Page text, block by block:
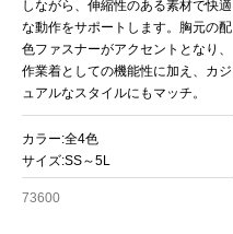
しながら、伸縮性のある素材で快適
な動作をサポートします。胸元の配
色ファスナーがアクセントとなり、
作業着としての機能性に加え、カジ
ュアルなスタイルにもマッチ。
カラー:全4色
サイズ:SS～5L
73600